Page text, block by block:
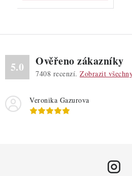
5.0 Ověřeno zákazníky
7408 recenzí. Zobrazit
Veronika Gazurova